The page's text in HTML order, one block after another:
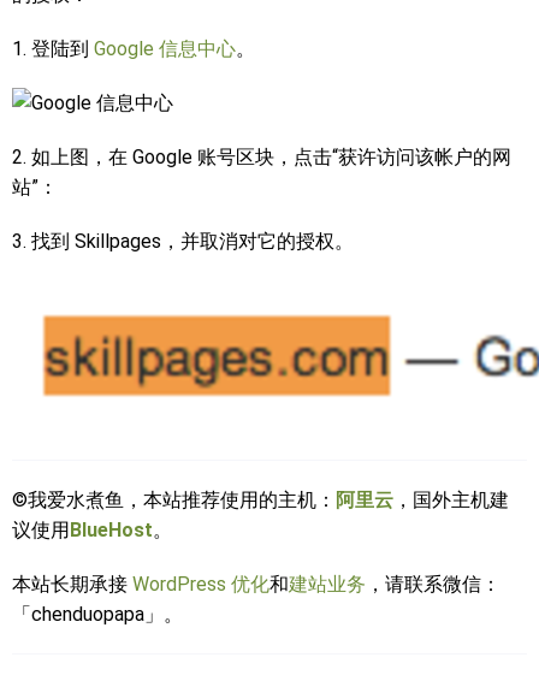
1. 登陆到 Google 信息中心。
2. 如上图，在 Google 账号区块，点击“获许访问该帐户的网
站”：
3. 找到 Skillpages，并取消对它的授权。
©我爱水煮鱼，本站推荐使用的主机： 阿里云 ，国外主机建
议使用BlueHost。
本站长期承接 WordPress 优化和建站业务 ，请联系微信：
「chenduopapa」。